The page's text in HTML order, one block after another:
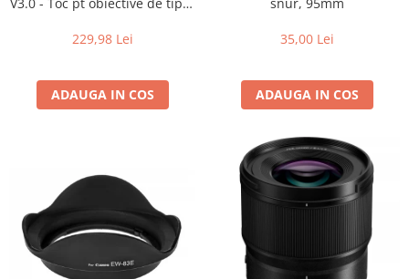
Tablete grafice
Cabluri
Carcase de tip Cage, pentru
integrare in sisteme video
complexe
Curatare Senzor
V3.0 - Toc pt obiective de tipul
229,98 Lei
ADAUGA IN COS
snur, 95mm
35,00 Lei
ADAUGA IN COS